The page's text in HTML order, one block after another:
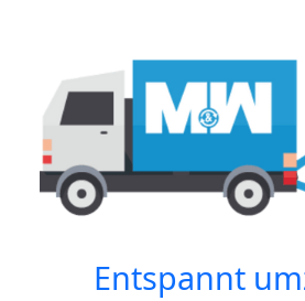
Entspannt